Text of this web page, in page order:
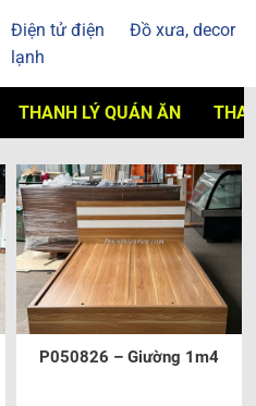
Điện tử điện
lạnh
Đồ xưa, decor
THANH LÝ QUÁN ĂN
P050826 – Giường 1m4